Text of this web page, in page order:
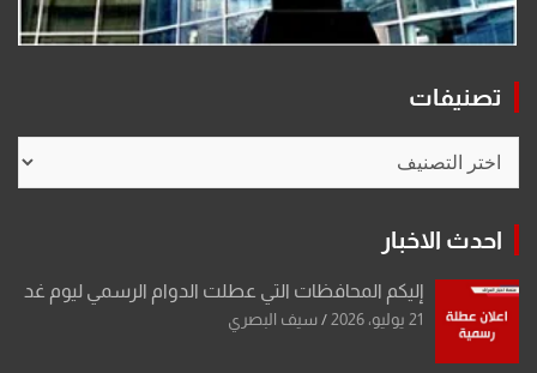
تصنيفات
احدث الاخبار
إليكم المحافظات التي عطلت الدوام الرسمي ليوم غد
21 يوليو، 2026 سيف البصري